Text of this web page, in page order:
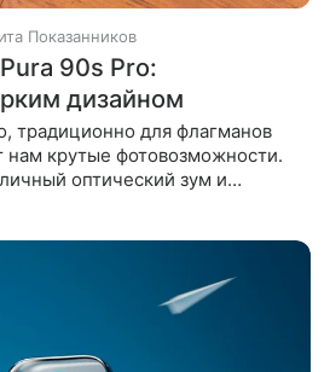
Показанников
90s Pro:
дизайном
традиционно для флагманов
нам крутые фотовозможности.
оптический зум и